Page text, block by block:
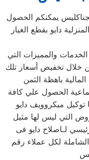
يمكنكم الحصول
دايو بقطع الغيار
والمميزات التي
خلال تخفيض أسعار تلك
الحصول علي كافة
توكيل ميكروويف دايو
لـاصلاح دايو فى
لكل عملاء رقم